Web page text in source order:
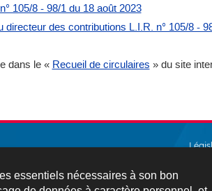
essentiels nécessaires à son bon
105/8 - 98/1 du 18 août 2023
directeur des contributions L.I.R. n° 105/8 -
dans le « Recueil de circulaires » du site